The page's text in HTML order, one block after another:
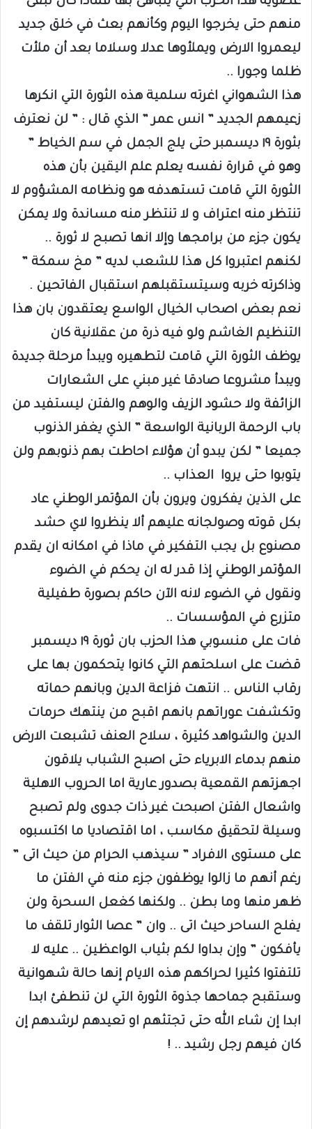
منهم حتى يخرجوا اليوم وكأنهم بعث في خلق جديد
ليعمروا الارض ويملأوها عدلا وسلاما بعد أن ملأت
ظلما وجورا ..
هذا الشهواني اغرته سلمية هذه الثورة التي انكرها
زعيمهم الجديد ” انس عمر ” الذي قال : ” لن نعترف
بثورة ١٩ ديسمبر حتى يلج الجمل في سم الخياط ”
وهو في قرارة نفسه يعلم علم اليقين بأن هذه
الثورة التي قامت تستهدفه هو ونظامه المشؤوم لا
تنتظر منه اعتراف و لا تنتظر منه مساندة ولا يمكن
يكون جزء من برامجها وإلا انها تصبح لا ثورة ..
لكنهم اعتبروا كل هذا للشعب لديه ” مخ سمكة ”
وذاكرته خربه وسيتستقبلهم استقبال الفاتحين .
نعم بعض اصحاب الخيال الواسع يعتقدون بان هذا
التنظيم الغاشم ولو فيه ذرة من عقلانية كان
يوظف الثورة التي قامت لتطهيره ويبدأ مرحلة جديدة
ويبدأ مشروعا صادقا غير مبني على الشعارات
الزائفة ولا حشود الزيف والوهم والفتن ليستفيد من
باب الرحمة الربانية الواسعة ” الذي يغفر الذنوب
جميعا ” لكن يبدو أن هؤلاء احاطت بهم ذنوبهم ولن
يتوبوا حتى يروا العذاب ..
على الذين يفكرون ويرون بأن المؤتمر الوطني عاد
بكل قوته وصولجانه عليهم ألا ينظروا لاي حشد
مصنوع بل يجب التفكير في ماذا في امكانه ان يقدم
المؤتمر الوطني إذا قدر له ان يحكم في الضوء
ونقول في الضوء لانه الآن حاكم بصورة طفيلية
متزرع في المؤسسات ..
فات على منسوبي هذا الحزب بان ثورة ١٩ ديسمبر
قضت على اسلحتهم التي كانوا يتحكمون بها على
رقاب الناس .. انتهت فزاعة الدين وبانهم حماته
وتكشفت عوراتهم بانهم اقبح من ينتهك حرمات
الدين والشواهد كثيرة ، سلاح العنف تشبعت الارض
منهم بدماء الابرياء حتى اصبح الشباب يلاقون
اجهزتهم القمعية بصدور عارية اما الحروب الاهلية
واشعال الفتن اصبحت غير ذات جدوى ولم تصبح
وسيلة لتحقيق مكاسب ، اما اقتصاديا ما اكتسبوه
على مستوى الافراد ” سيذهب الحرام من حيث اتى ”
رغم أنهم ما زالوا يوظفون جزء منه في الفتن ما
ظهر منها وما بطن .. ولكنها كغعل السحرة ولن
يفلح الساحر حيث اتى .. وان ” عصا الثوار تلقف ما
يأفكون ” وإن بداوا لكم بثياب الواعظين .. عليه لا
تلتفتوا كثيرا لحراكهم هذه الايام إنها حالة شهوانية
وستقبح جماحها جذوة الثورة التي لن تنطفئ ابدا
ابدا إن شاء الله حتى تجتثهم او تعيدهم لرشدهم إن
كان فيهم رجل رشيد .. !